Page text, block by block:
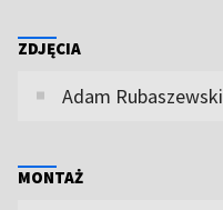
ZDJĘCIA
Adam Rubaszewski
MONTAŻ